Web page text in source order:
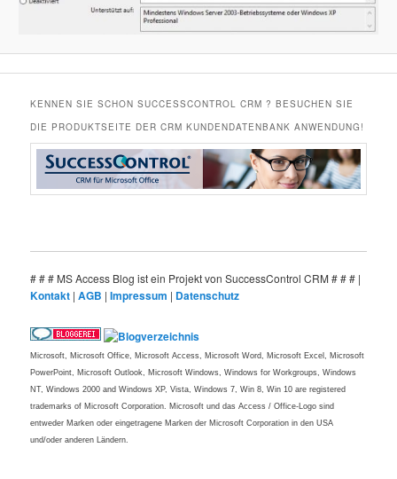
KENNEN SIE SCHON SUCCESSCONTROL CRM ? BESUCHEN SIE
DIE PRODUKTSEITE DER CRM KUNDENDATENBANK ANWENDUNG!
# # # MS Access Blog ist ein Projekt von SuccessControl CRM # # # |
Kontakt |AGB |Impressum | Datenschutz
Microsoft, Microsoft Office, Microsoft Access, Microsoft Word, Microsoft Excel, Microsoft
PowerPoint, Microsoft Outlook, Microsoft Windows, Windows for Workgroups, Windows
NT, Windows 2000 and Windows XP, Vista, Windows 7, Win 8, Win 10 are registered
trademarks of Microsoft Corporation. Microsoft und das Access / Office-Logo sind
entweder Marken oder eingetragene Marken der Microsoft Corporation in den USA
und/oder anderen Ländern.